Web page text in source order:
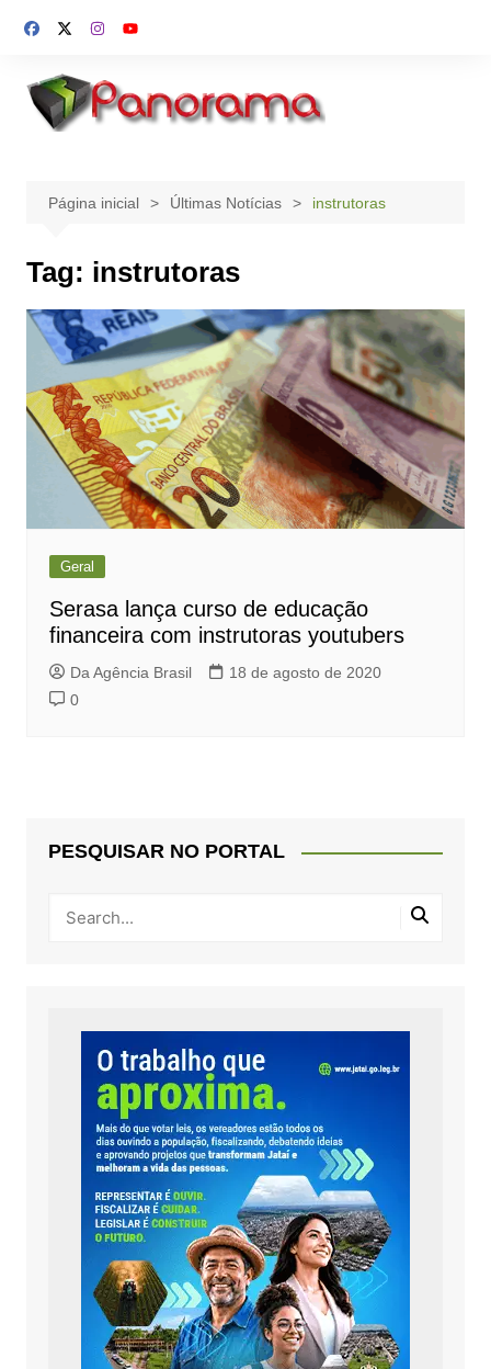
para
conteúdo
Página inicial Últimas Notícias instrutoras
Tag: instrutoras
Geral
Serasa lança curso de educação
financeira com instrutoras youtubers
Da Agência Brasil
18 de agosto de 2020
0
PESQUISAR NO PORTAL